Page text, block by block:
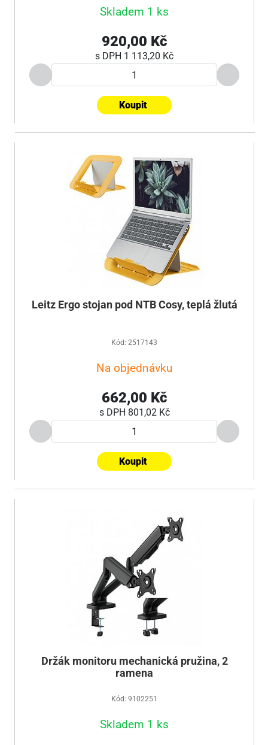
Skladem 1 ks
920,00 Kč
s DPH 1 113,20 Kč
Koupit
Leitz Ergo stojan pod NTB Cosy, teplá žlutá
Kód: 2517143
Na objednávku
662,00 Kč
s DPH 801,02 Kč
Koupit
Držák monitoru mechanická pružina, 2
ramena
Kód: 9102251
Skladem 1 ks